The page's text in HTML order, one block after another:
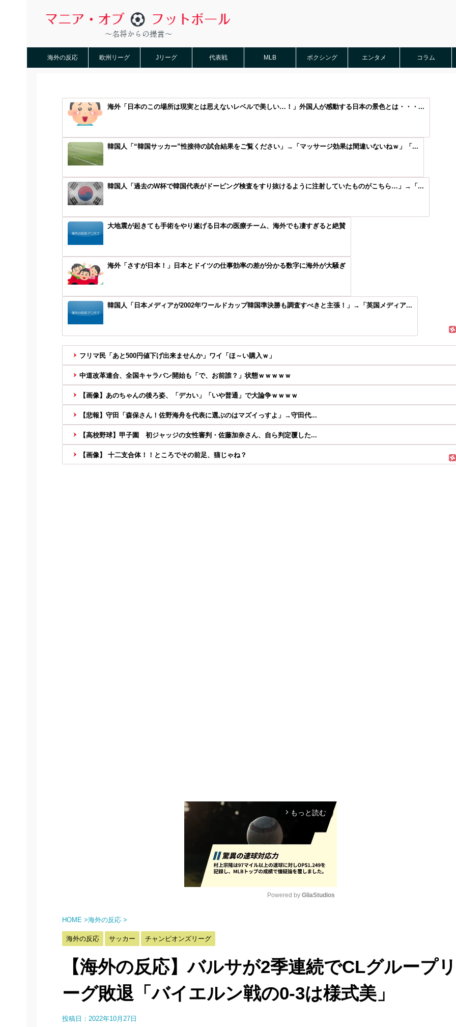
海外の反応 欧州リーグ Jリーグ 代表戦 MLB ボクシング エンタメ コラム
海外「日本のこの場所は現実とは思えないレベルで美しい…！」外国人が感動する日本の景色とは・・・...
韓国人「“韓国サッカー”性接待の試合結果をご覧ください」→「マッサージ効果は間違いないねｗ」「...
韓国人「過去のW杯で韓国代表がドーピング検査をすり抜けるように注射していたものがこちら…」→「...
大地震が起きても手術をやり遂げる日本の医療チーム、海外でも凄すぎると絶賛
海外「さすが日本！」日本とドイツの仕事効率の差が分かる数字に海外が大騒ぎ
韓国人「日本メディアが2002年ワールドカップ韓国準決勝も調査すべきと主張！」→「英国メディア...
フリマ民「あと500円値下げ出来ませんか」ワイ「ほ～い購入ｗ」
中道改革連合、全国キャラバン開始も「で、お前誰？」状態ｗｗｗｗｗ
【画像】あのちゃんの後ろ姿、「デカい」「いや普通」で大論争ｗｗｗｗ
【悲報】守田「森保さん！佐野海舟を代表に選ぶのはマズイっすよ」→守田代...
【高校野球】甲子園 初ジャッジの女性審判・佐藤加奈さん、自ら判定覆した...
【画像】 十二支合体！！ところでその前足、猫じゃね？
arrow_forward_ios もっと読む
e
Powered by GliaStudios
HOME >海外の反応 >
海外の反応 サッカー チャンピオンズリーグ
【海外の反応】バルサが2季連続でCLグループリ
ーグ敗退「バイエルン戦の0‐3は様式美」
投稿日： 2022年10月27日